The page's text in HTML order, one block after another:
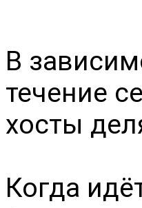
В
течение
хосты
Когда